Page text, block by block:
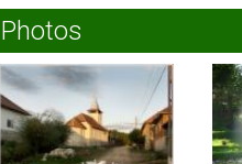
Photos